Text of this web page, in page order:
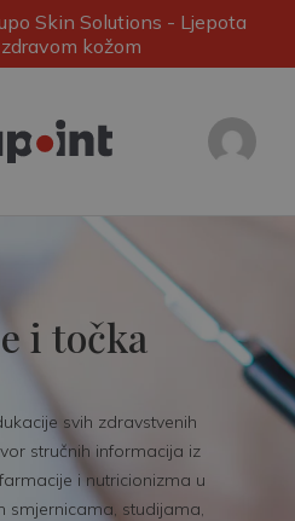
Skin Solutions - Ljepota
kožom
i točka
svih zdravstvenih
stručnih informacija iz
i nutricionizma u
smjernicama, studijama,